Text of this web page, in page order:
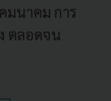
มนาคม การ
ตลอดจน